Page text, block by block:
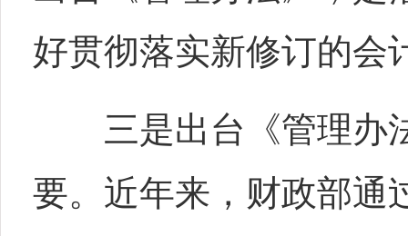
好贯彻落实新修订的会
三是出台《管理办法
要。近年来，财政部通